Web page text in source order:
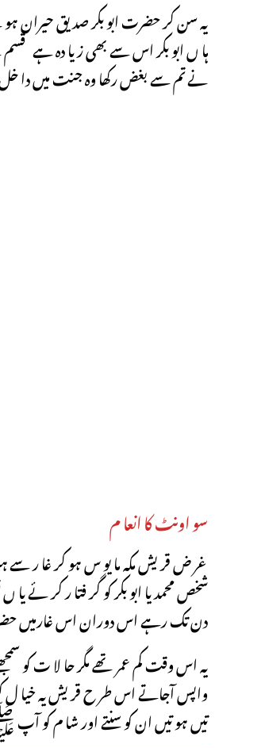
یہ سن کر حضرت ابو بکر صدیق حیران
ہا ں ابو بکر اس سے بھی زیا دہ ہے
نے تم سے بغض رکھا وہ جنت میں دا خل
سو اونٹ کا انعا م
غر ض قر یش مکہ ما یو س ہو کر غا ر
شخص محمد یا ابو بکر کو گر فتا ر کر
دن تک رہے اس دوران اس غارمیں
یہ اس وقت کم عمر تھے مگر حا لا ت کو
واپس آجاتے اس طر ح قر یش یہ خیا ل
تیں ہو تیں ان کو سنتے اور شا م کو